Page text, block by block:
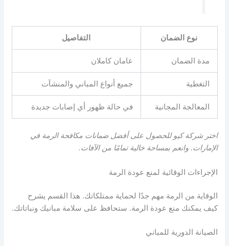
نوع الضمان التفاصيل
مدة الضمان عامان كاملان
التغطية جميع أنواع المباني والمنشآت
المعالجة المجانية في حالة ظهور أي إصابات جديدة
اختر شركة كيو للحصول على أفضل ضمانات مكافحة الرمة في
الإمارات. وانعم بمساحة خالية تمامًا من الآفات.
الإجراءات الوقائية لمنع عودة الرمة
الوقاية من الرمة مهم جدًا لحماية ممتلكاتك. هذا القسم يشرح
كيف يمكنك منع عودة الرمة. ستحافظ على سلامة مبانيك ونباتاتك.
الصيانة الدورية للمباني